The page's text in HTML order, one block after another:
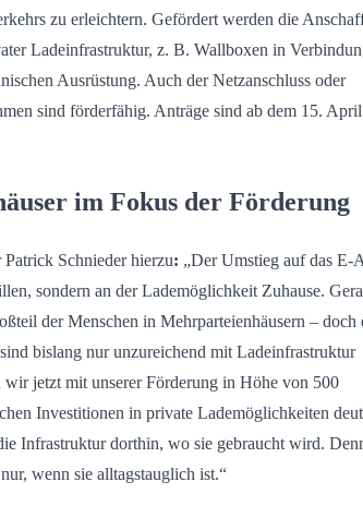
zu erleichtern. Gefördert werden die
Ladeinfrastruktur, z. B. Wallboxen in
Ausrüstung. Auch der Netzanschluss oder
sind förderfähig. Anträge sind ab dem 15.
im Fokus der Förderung
Schnieder hierzu: „Der Umstieg auf das E-
sondern an der Lademöglichkeit Zuhause.
der Menschen in Mehrparteienhäusern – doch
bislang nur unzureichend mit Ladeinfrastruktur
wir jetzt mit unserer Förderung in Höhe von 500
Investitionen in private Lademöglichkeiten
Infrastruktur dorthin, wo sie gebraucht wird.
wenn sie alltagstauglich ist.“